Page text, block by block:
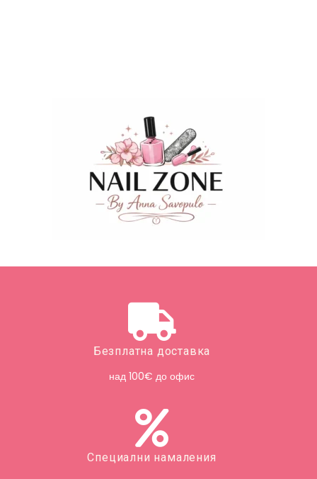
Безплатна доставка
над 100€ до офис
Специални намаления